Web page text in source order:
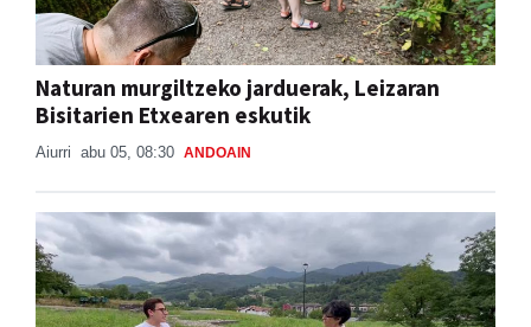
Naturan murgiltzeko jarduerak, Leizaran
Bisitarien Etxearen eskutik
Aiurri abu 05, 08:30 ANDOAIN